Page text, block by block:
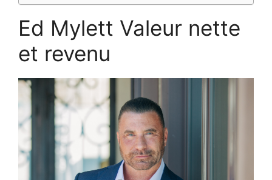
Ed Mylett Valeur nette
et revenu